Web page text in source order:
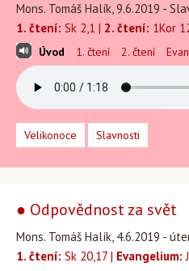
Mons. Tomáš Halík, 9.6.2019 -
1. čtení: Sk 2,1 | 2. čtení: 1Kor
Úvod 1. čtení 2. čtení
Velikonoce Slavnosti
● Odpovědnost za svět
Mons. Tomáš Halík, 4.6.2019 -
1. čtení: Sk 20,17 | Evangelium: